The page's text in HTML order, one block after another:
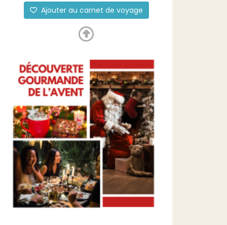
Ajouter au carnet de voyage